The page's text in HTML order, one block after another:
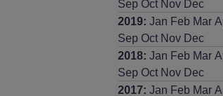
Sep Oct Nov Dec
2019: Jan Feb Mar
Sep Oct Nov Dec
2018: Jan Feb Mar
Sep Oct Nov Dec
2017: Jan Feb Mar